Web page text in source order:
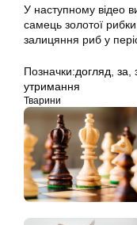
У наступному відео
самець золотої
залицяння риб у
Позначки:догляд за
утримання
Тварини